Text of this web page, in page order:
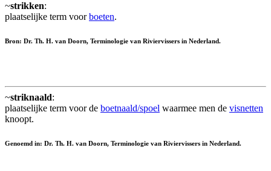
~strikken:
plaatselijke term voorboeten.
Bron: Dr. Th. H. van Doorn, Terminologie van Riviervissers in Nederland.
~striknaald:
plaatselijke term voor de boetnaald/spoel waarmee men de visnetten
knoopt.
Genoemd in: Dr. Th. H. van Doorn, Terminologie van Riviervissers in Nederland.